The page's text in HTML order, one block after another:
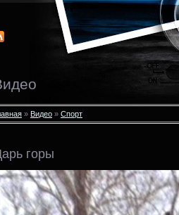
» Видео » Спорт
горы